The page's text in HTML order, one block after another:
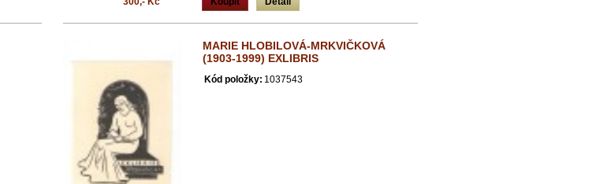
MARIE HLOBILOVÁ-MRKVIČKOVÁ
(1903-1999) EXLIBRIS
Kód položky: 1037543